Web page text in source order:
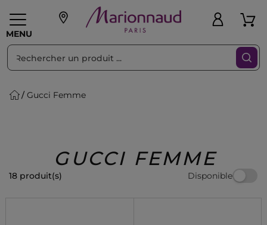
MENU
personnalisés
Gucci Femme
GUCCI FEMME
18 produit(s) Disponible
Trier par Filtres